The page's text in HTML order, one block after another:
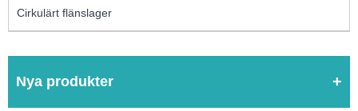
Cirkulärt flänslager
Nya produkter